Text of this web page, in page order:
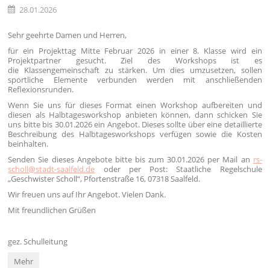
28.01.2026
Sehr geehrte Damen und Herren,
für ein Projekttag Mitte Februar 2026 in einer 8. Klasse wird ein
Projektpartner gesucht. Ziel des Workshops ist es
die Klassengemeinschaft zu stärken. Um dies umzusetzen, sollen
sportliche Elemente verbunden werden mit anschließenden
Reflexionsrunden.
Wenn Sie uns für dieses Format einen Workshop aufbereiten und
diesen als Halbtagesworkshop anbieten können, dann schicken Sie
uns bitte bis 30.01.2026 ein Angebot. Dieses sollte über eine detaillierte
Beschreibung des Halbtagesworkshops verfügen sowie die Kosten
beinhalten.
Senden Sie dieses Angebote bitte bis zum 30.01.2026 per Mail an rs-
scholl@stadt-saalfeld.de oder per Post: Staatliche Regelschule
„Geschwister Scholl“, Pfortenstraße 16, 07318 Saalfeld.
Wir freuen uns auf Ihr Angebot. Vielen Dank.
Mit freundlichen Grüßen
gez. Schulleitung
Ausschreibung
Mehr